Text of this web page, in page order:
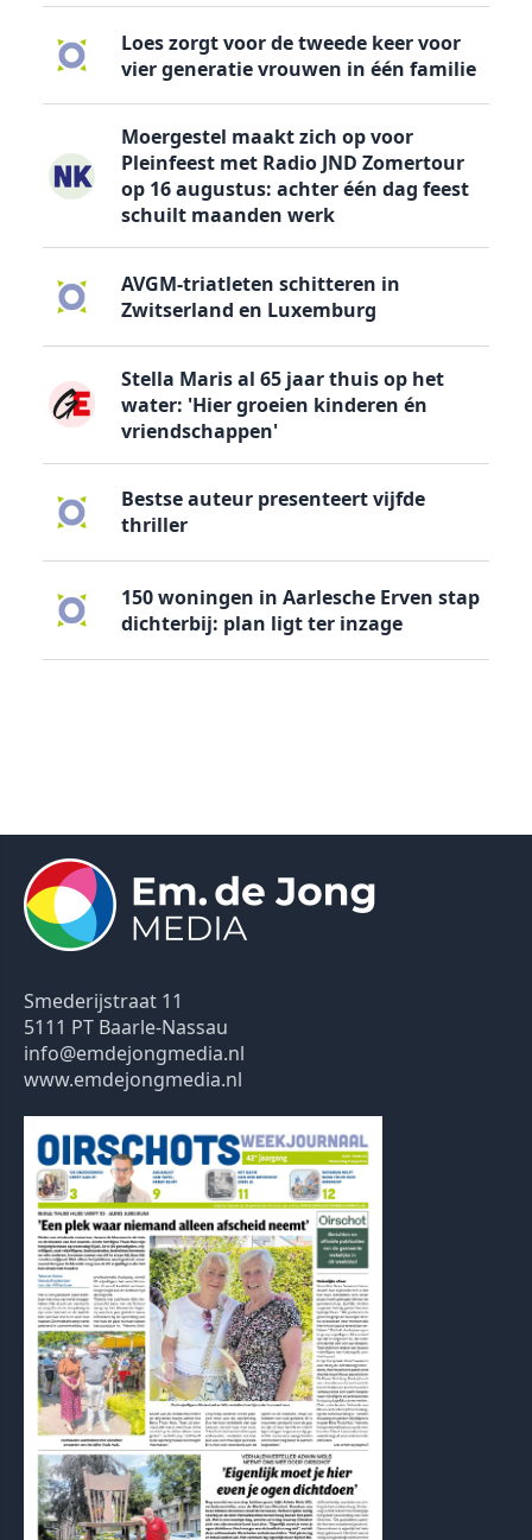
Loes zorgt voor de tweede keer voor
vier generatie vrouwen in één familie
Moergestel maakt zich op voor
Pleinfeest met Radio JND Zomertour
op 16 augustus: achter één dag feest
schuilt maanden werk
AVGM-triatleten schitteren in
Zwitserland en Luxemburg
Stella Maris al 65 jaar thuis op het
water: 'Hier groeien kinderen én
vriendschappen'
Bestse auteur presenteert vijfde
thriller
150 woningen in Aarlesche Erven stap
dichterbij: plan ligt ter inzage
Smederijstraat 11
5111 PT Baarle-Nassau
info@emdejongmedia.nl
www.emdejongmedia.nl